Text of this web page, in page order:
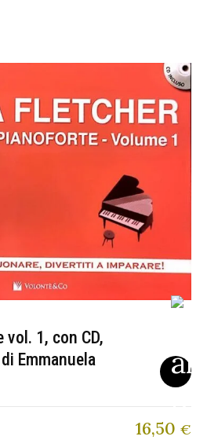
1, con CD,
Emmanuela
16,50 €